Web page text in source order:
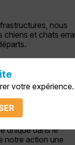
nous
chiens et chats
temporaire en
vers la
animal une
attentive au
animal grâce à une
unique dans le
notre action une
votre expérience.